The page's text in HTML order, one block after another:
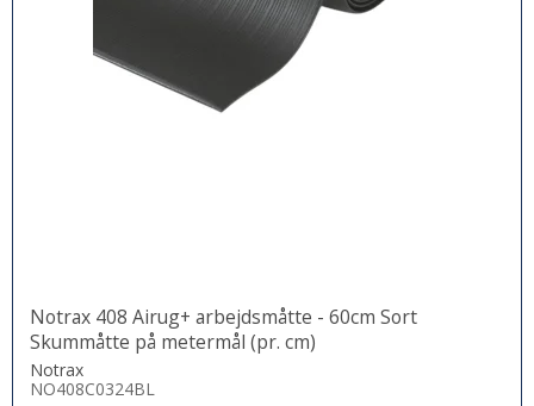
Notrax 408 Airug+ arbejdsmåtte - 60cm Sort
Skummåtte på metermål (pr. cm)
Notrax
NO408C0324BL